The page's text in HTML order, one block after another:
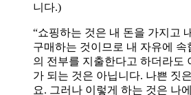
니다.)
“쇼핑하는 것은 내 돈을 가지고
구매하는 것이므로 내 자유에 속
의 전부를 지출한다고 하더라도
가 되는 것은 아닙니다. 나쁜 짓
요. 그러나 이렇게 하는 것은 나